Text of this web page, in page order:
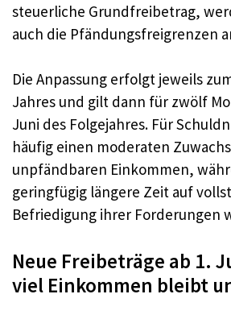
steuerliche Grundfreibetrag,
auch die Pfändungsfreigrenzen
Die Anpassung erfolgt jeweils
Jahres und gilt dann für zwölf
Juni des Folgejahres. Für
häufig einen moderaten
unpfändbaren Einkommen,
geringfügig längere Zeit auf
Befriedigung ihrer Forderungen
Neue Freibeträge ab 1.
viel Einkommen bleibt